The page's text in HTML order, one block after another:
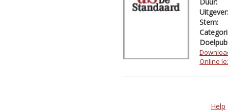
Uitgever:
Stem:
Online
Help